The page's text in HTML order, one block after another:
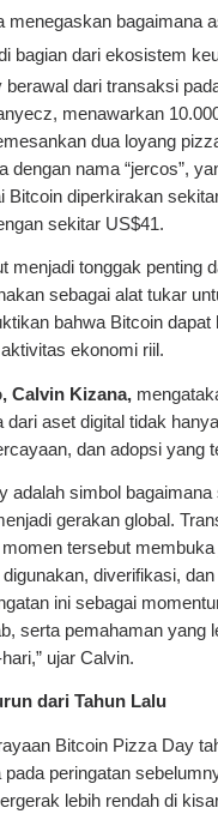
menegaskan bagaimana
bagian dari ekosistem
berawal dari transaksi
menawarkan
dua loyang
dengan nama “jercos”,
Bitcoin diperkirakan
sekitar US$41.
menjadi tonggak penting
sebagai alat tukar
bahwa Bitcoin
ekonomi riil.
Calvin Kizana,
dari aset digital tidak
dan adopsi yang
adalah simbol
gerakan global.
tersebut
diverifikasi,
ini sebagai
serta pemahaman yang
ujar Calvin.
dari Tahun Lalu
Bitcoin Pizza Day
peringatan
lebih rendah di